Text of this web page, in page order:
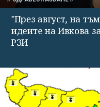
"През август, на
идеите на Ивкова
РЗИ